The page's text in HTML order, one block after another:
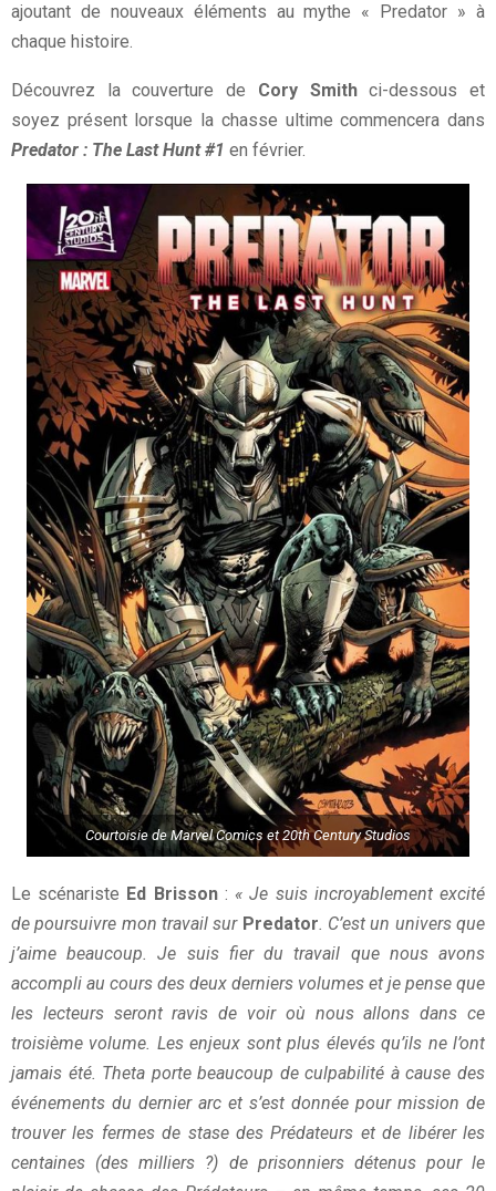
ajoutant de nouveaux éléments au mythe « Predator » à
chaque histoire.
Découvrez la couverture de Cory Smithci-dessous et
soyez présent lorsque la chasse ultime commencera dans
Predator : The Last Hunt #1 en février.
Courtoisie de Marvel Comics et 20th Century Studios
Le scénariste Ed Brisson: « Je suis incroyablement excité
de poursuivre mon travail sur Predator. C’est un univers que
j’aime beaucoup. Je suis fier du travail que nous avons
accompli au cours des deux derniers volumes et je pense que
les lecteurs seront ravis de voir où nous allons dans ce
troisième volume. Les enjeux sont plus élevés qu’ils ne l’ont
jamais été. Theta porte beaucoup de culpabilité à cause des
événements du dernier arc et s’est donnée pour mission de
trouver les fermes de stase des Prédateurs et de libérer les
centaines (des milliers ?) de prisonniers détenus pour le